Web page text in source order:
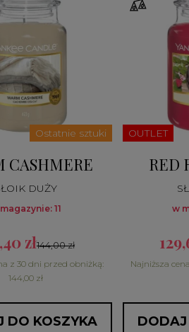
Ostatnie sztuki
CASHMERE
DUŻY
11
zł144,00 zł
z 30 dni przed obniżką:
144,00 zł
DO KOSZYKA
OUTLET
RED
w
Najniższa